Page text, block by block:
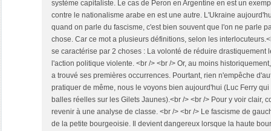
système capitaliste. Le cas de Peron en Argentine en est un
contre le nationalisme arabe en est une autre. L'Ukraine
quand on parle du fascisme, c'est bien souvent que l'on ne parle
chose. Car ce mot a plusieurs définitions, selon les
se caractérise par 2 choses : La volonté de réduire drastiquement
l'action politique violente. <br /> <br /> Or, au moins
a trouvé ses premières occurrences. Pourtant, rien n'empêche
pratiquer de même, nous le voyons bien aujourd'hui (Luc Ferry
balles réelles sur les Gilets Jaunes).<br /> <br /> Pour y voir clair,
revenir à une analyse de classe. <br /> <br /> Le fascisme de
de la petite bourgeoisie. Il devient dangereux lorsque la haute